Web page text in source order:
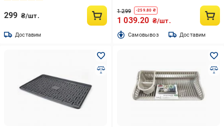
299 ₴/шт.
Доставим
1 299 -259.80 ₴
1 039.20 ₴/шт.
Cамовывоз Доставим